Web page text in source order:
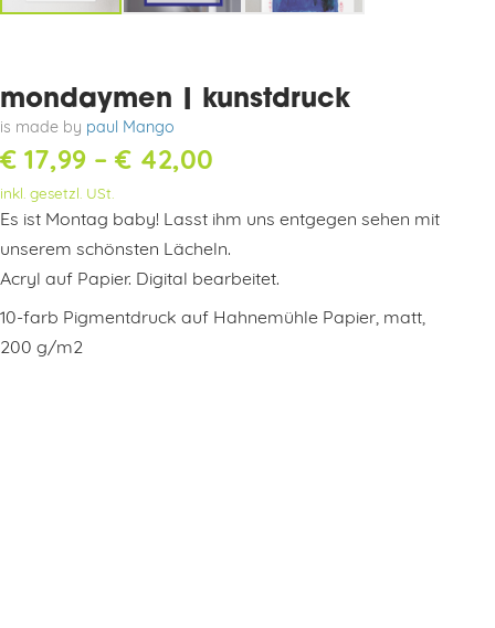
mondaymen | kunstdruck
is made by paul Mango
€ 17,99 –€ 42,00
bis
€ 42,00
inkl. gesetzl. USt.
Es ist Montag baby! Lasst ihm uns entgegen sehen mit
unserem schönsten Lächeln.
Acryl auf Papier. Digital bearbeitet.
10-farb Pigmentdruck auf Hahnemühle Papier, matt,
200 g/m2